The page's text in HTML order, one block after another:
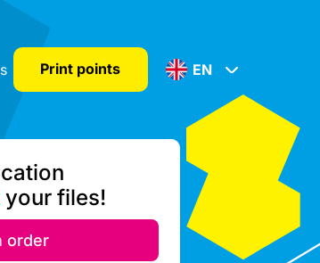
Print points EN
your files!
order